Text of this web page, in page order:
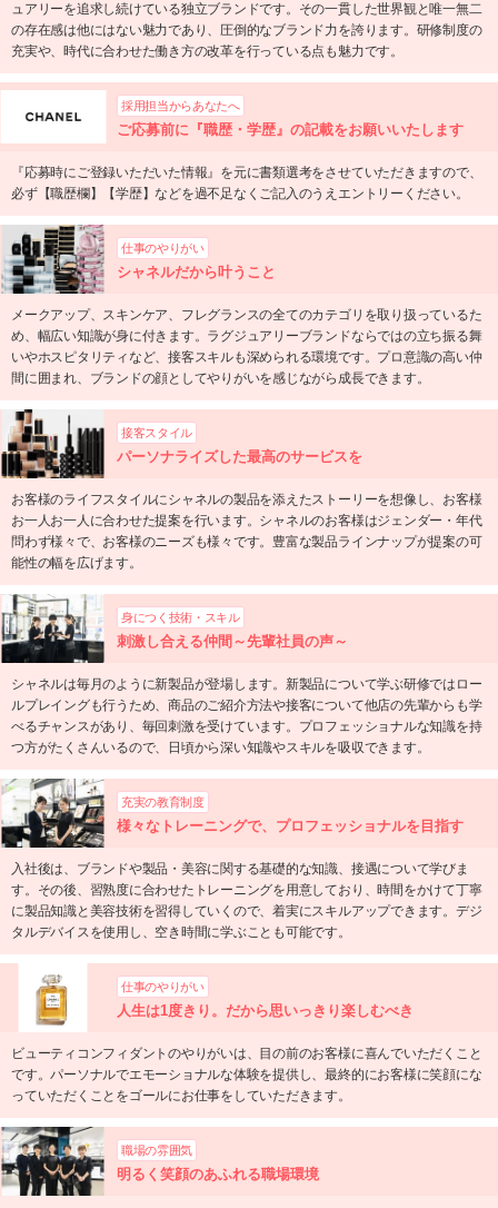
ュアリーを追求し続けている独立ブランドです。その一貫した世界観と唯一無二
の存在感は他にはない魅力であり、圧倒的なブランド力を誇ります。研修制度の
充実や、時代に合わせた働き方の改革を行っている点も魅力です。
採用担当からあなたへ
ご応募前に『職歴・学歴』の記載をお願いいたします
『応募時にご登録いただいた情報』を元に書類選考をさせていただきますので、
必ず【職歴欄】【学歴】などを過不足なくご記入のうえエントリーください。
仕事のやりがい
シャネルだから叶うこと
メークアップ、スキンケア、フレグランスの全てのカテゴリを取り扱っているた
め、幅広い知識が身に付きます。ラグジュアリーブランドならではの立ち振る舞
いやホスピタリティなど、接客スキルも深められる環境です。プロ意識の高い仲
間に囲まれ、ブランドの顔としてやりがいを感じながら成長できます。
接客スタイル
パーソナライズした最高のサービスを
お客様のライフスタイルにシャネルの製品を添えたストーリーを想像し、お客様
お一人お一人に合わせた提案を行います。シャネルのお客様はジェンダー・年代
問わず様々で、お客様のニーズも様々です。豊富な製品ラインナップが提案の可
能性の幅を広げます。
身につく技術・スキル
刺激し合える仲間～先輩社員の声～
シャネルは毎月のように新製品が登場します。新製品について学ぶ研修ではロー
ルプレイングも行うため、商品のご紹介方法や接客について他店の先輩からも学
べるチャンスがあり、毎回刺激を受けています。プロフェッショナルな知識を持
つ方がたくさんいるので、日頃から深い知識やスキルを吸収できます。
充実の教育制度
様々なトレーニングで、プロフェッショナルを目指す
入社後は、ブランドや製品・美容に関する基礎的な知識、接遇について学びま
す。その後、習熟度に合わせたトレーニングを用意しており、時間をかけて丁寧
に製品知識と美容技術を習得していくので、着実にスキルアップできます。デジ
タルデバイスを使用し、空き時間に学ぶことも可能です。
仕事のやりがい
人生は1度きり。だから思いっきり楽しむべき
ビューティコンフィダントのやりがいは、目の前のお客様に喜んでいただくこと
です。パーソナルでエモーショナルな体験を提供し、最終的にお客様に笑顔にな
っていただくことをゴールにお仕事をしていただきます。
職場の雰囲気
明るく笑顔のあふれる職場環境